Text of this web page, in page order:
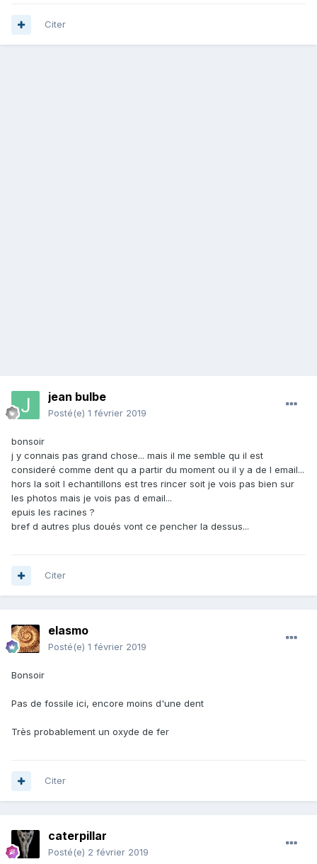
Citer
jean bulbe
Posté(e) 1 février 2019
bonsoir
j y connais pas grand chose... mais il me semble qu il est
consideré comme dent qu a partir du moment ou il y a de l email...
hors la soit l echantillons est tres rincer soit je vois pas bien sur
les photos mais je vois pas d email...
epuis les racines ?
bref d autres plus doués vont ce pencher la dessus...
Citer
elasmo
Posté(e) 1 février 2019
Bonsoir
Pas de fossile ici, encore moins d'une dent
Très probablement un oxyde de fer
Citer
caterpillar
Posté(e) 2 février 2019